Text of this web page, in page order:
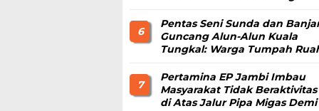
Pesantren
6
Pentas Seni Sunda dan
Guncang Alun-Alun Kuala
Tungkal: Warga Tumpah
7
Pertamina EP Jambi Imbau
Masyarakat Tidak Beraktivitas
di Atas Jalur Pipa Migas Demi